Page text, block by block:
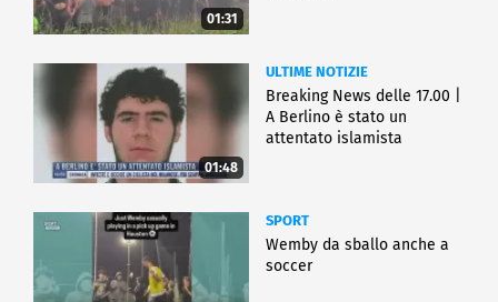
01:31
01:48
ULTIME NOTIZIE
Breaking News delle 17.00 |
A Berlino è stato un
attentato islamista
SPORT
Wemby da sballo anche a
soccer